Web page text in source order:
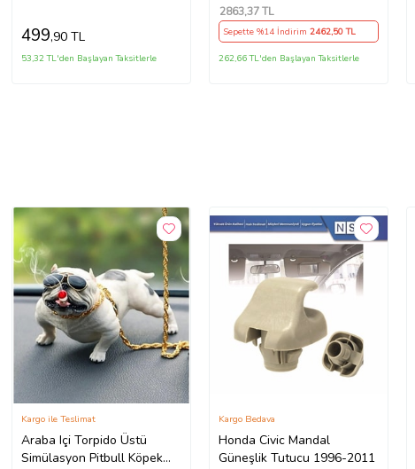
499,90 TL
53,32 TL'den Başlayan Taksitlerle
2863,37 TL
Sepette %14 İndirim 2462,50 TL
262,66 TL'den Başlayan Taksitlerle
Araba Içi Torpido Üstü
Simülasyon Pitbull Köpek
Kargo ile Teslimat
Honda Civic Mandal
Güneşlik Tutucu 1996-2011
Kargo Bedava